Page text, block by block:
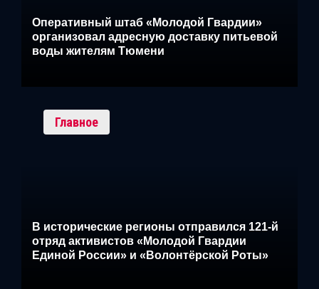
Оперативный штаб «Молодой Гвардии»
организовал адресную доставку питьевой
воды жителям Тюмени
Главное
В исторические регионы отправился 121-й
отряд активистов «Молодой Гвардии
Единой России» и «Волонтёрской Роты»